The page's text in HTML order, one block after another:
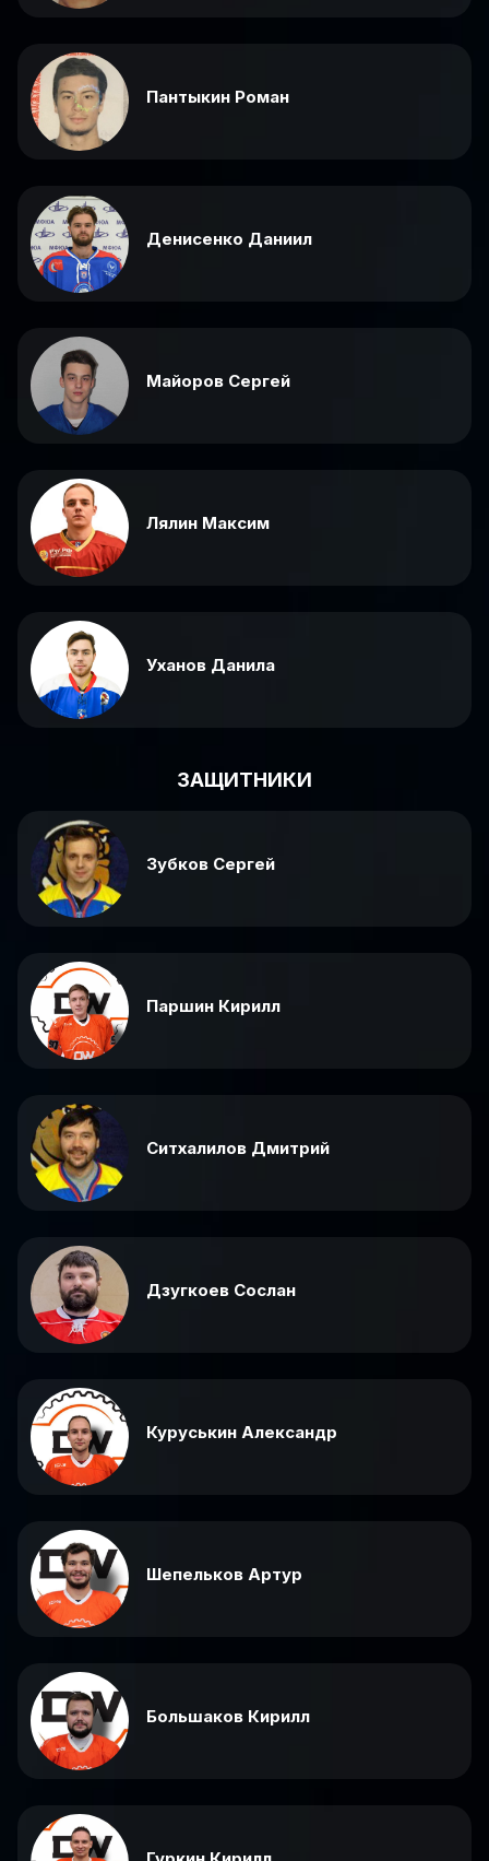
Пантыкин Роман
Денисенко Даниил
Майоров Сергей
Лялин Максим
Уханов Данила
ЗАЩИТНИКИ
Зубков Сергей
Паршин Кирилл
Ситхалилов Дмитрий
Дзугкоев Сослан
Куруськин Александр
Шепельков Артур
Большаков Кирилл